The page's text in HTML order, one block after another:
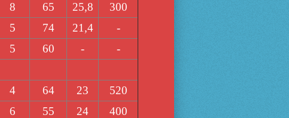
8 65 25,8
300
5 74 21,4
-
5 60 - -
4 64 23
520
6 55 24
400